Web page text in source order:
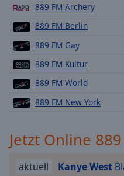
Rate
Chapters
Chapters
descriptions
off,
Subtitles
subtitles
889 FM Archery
889 FM Berlin
889 FM Gay
889 FM Kultur
889 FM World
889 FM New York
Jetzt Online
aktuell Kanye West